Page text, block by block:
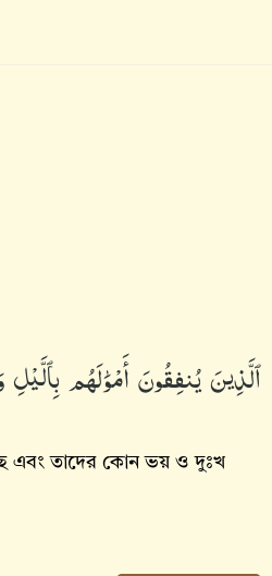
ٱلَّذِينَ يُنفِقُونَ أَمْوَٰلَهُم
এবং তাদের কোন ভয় ও দুঃখ